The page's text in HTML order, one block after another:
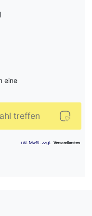
eine
treffen